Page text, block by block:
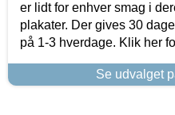
er lidt for enhver smag i
plakater. Der gives 30
på 1-3 hverdage. Klik her
Se udvalget